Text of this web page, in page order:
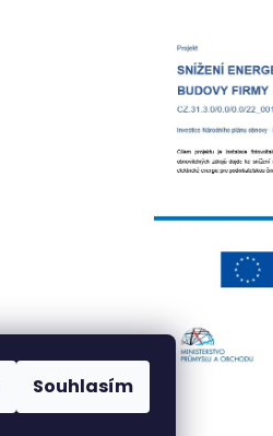
Souhlasím